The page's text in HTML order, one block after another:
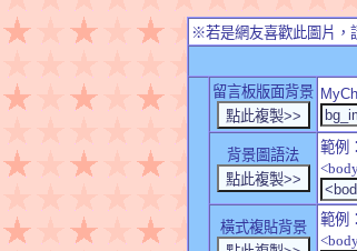
※若是網友喜歡此圖片，
留言板版面背景
背景圖語法
範例：
橫式複貼背景
範例：